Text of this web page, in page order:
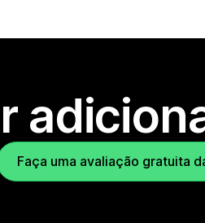
Faça uma avaliação gratuita